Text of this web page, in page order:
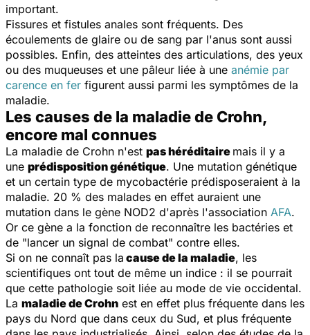
important.
Fissures et fistules anales sont fréquents. Des
écoulements de glaire ou de sang par l'anus sont aussi
possibles. Enfin, des atteintes des articulations, des yeux
ou des muqueuses et une pâleur liée à une anémie par
carence en fer figurent aussi parmi les symptômes de la
maladie.
Les causes de la maladie de Crohn,
encore mal connues
La maladie de Crohn n'est pas héréditaire mais il y a
une prédisposition génétique. Une mutation génétique
et un certain type de mycobactérie prédisposeraient à la
maladie. 20 % des malades en effet auraient une
mutation dans le gène NOD2 d'après l'association AFA.
Or ce gène a la fonction de reconnaître les bactéries et
de "lancer un signal de combat" contre elles.
Si on ne connaît pas la cause de la maladie, les
scientifiques ont tout de même un indice : il se pourrait
que cette pathologie soit liée au mode de vie occidental.
La maladie de Crohn est en effet plus fréquente dans les
pays du Nord que dans ceux du Sud, et plus fréquente